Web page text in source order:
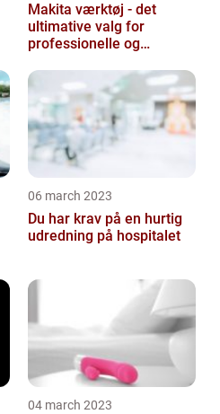
Makita værktøj - det
ultimative valg for
professionelle og
selv'ere
06 march 2023
Du har krav på en hurtig
udredning på hospitalet
04 march 2023